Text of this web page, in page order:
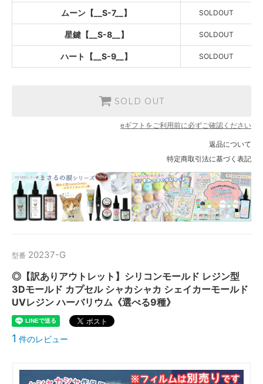
SOLD OUT
星鍵【__S-8__】
ムーン【__S-7__】 SOLDOUT
星鍵【__S-8__】 SOLDOUT
ハート【__S-9__】 SOLDOUT
SOLD OUT
eギフトをご利用前に必ずご確認ください
返品について
特定商取引法に基づく表記
型番 20237-G
◎【訳ありアウトレット】シリコンモールド レジン型
3Dモールド カプセル シャカシャカ シェイカーモールド
UVレジン ハーバリウム《選べる9種》
1 件のレビュー